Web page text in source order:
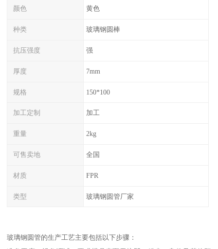
颜色 黄色
种类 玻璃钢圆棒
抗压强度 强
厚度 7mm
规格 150*100
加工定制 加工
重量 2kg
可售卖地 全国
材质 FPR
类型 玻璃钢圆管厂家
玻璃钢圆管的生产工艺主要包括以下步骤：